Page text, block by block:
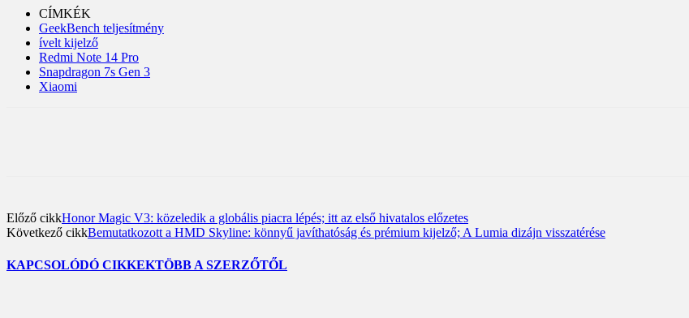
CÍMKÉK
GeekBench teljesítmény
ívelt kijelző
Redmi Note 14 Pro
Snapdragon 7s Gen 3
Xiaomi
Előző cikkHonor Magic V3: közeledik a globális piacra lépés; itt az első hivatalos előzetes
Következő cikkBemutatkozott a HMD Skyline: könnyű javíthatóság és prémium kijelző; A Lumia dizájn visszatérése
KAPCSOLÓDÓ CIKKEKTÖBB A SZERZŐTŐL